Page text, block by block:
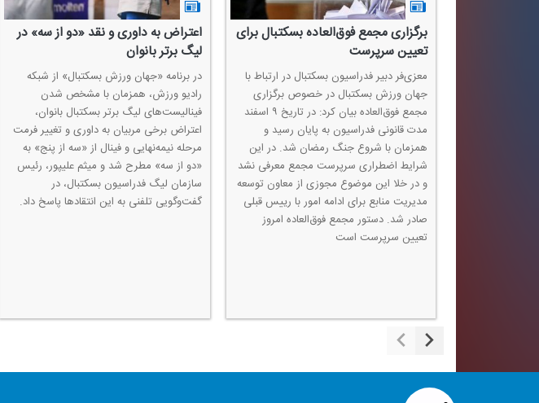
برگزاری مجمع فوق‌العاده بسكتبال برای
تعیین سرپرست
معزی‌فر دبیر فدراسیون بسكتبال در ارتباط با
جهان ورزش بسكتبال در خصوص برگزاری
مجمع فوق‌العاده بیان كرد: در تاریخ ۹ اسفند
مدت قانونی فدراسیون به پایان رسید و
همزمان با شروع جنگ رمضان شد. در این
شرایط اضطراری سرپرست مجمع معرفی نشد
و در خلا این موضوع مجوزی از معاون توسعه
مدیریت منابع برای ادامه امور با رییس قبلی
صادر شد. دستور مجمع فوق‌العاده امروز
تعیین سرپرست است
اعتراض به داوری و نقد «دو از سه» در
لیگ برتر بانوان
در برنامه «جهان ورزش بسكتبال» از شبكه
رادیو ورزش، همزمان با مشخص شدن
فینالیست‌های لیگ برتر بسكتبال بانوان،
اعتراض برخی مربیان به داوری و تغییر فرمت
مرحله نیمه‌نهایی و فینال از «سه از پنج» به
«دو از سه» مطرح شد و میثم علیپور، رئیس
سازمان لیگ فدراسیون بسكتبال، در
گفت‌وگویی تلفنی به این انتقادها پاسخ داد.